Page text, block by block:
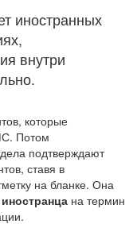
иностранных
внутри
которые
Потом
подтверждают
ставя в
на бланке. Она
на термин